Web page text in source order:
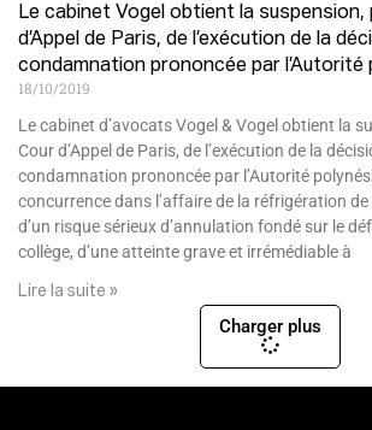
Le cabinet Vogel obtient la suspension,
d’Appel de Paris, de l’exécution de la
condamnation prononcée par l’Autorité
18/10/2019
Le cabinet d’avocats Vogel & Vogel obtient la
Cour d’Appel de Paris, de l’exécution de la
condamnation prononcée par l’Autorité
concurrence dans l’affaire de la réfrigération
d’un risque sérieux d’annulation fondé sur le
collège, d’une atteinte grave et irrémédiable à
Lire la suite »
Charger plus